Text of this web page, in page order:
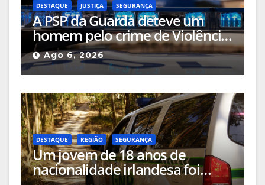
DESTAQUE JUSTIÇA SEGURANÇA
A PSP da Guarda deteve um
homem pelo crime de Violência
Doméstica após agressão grave
na via pública
Ago 6, 2026
DESTAQUE REGIÃO SEGURANÇA
Um jovem de 18 anos de
nacionalidade irlandesa foi